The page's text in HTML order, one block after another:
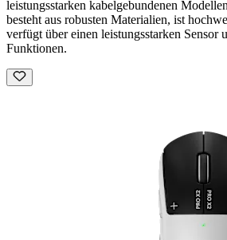
leistungsstarken kabelgebundenen
besteht aus robusten Materialien, ist
verfügt über einen leistungsstarken Sensor
Funktionen.